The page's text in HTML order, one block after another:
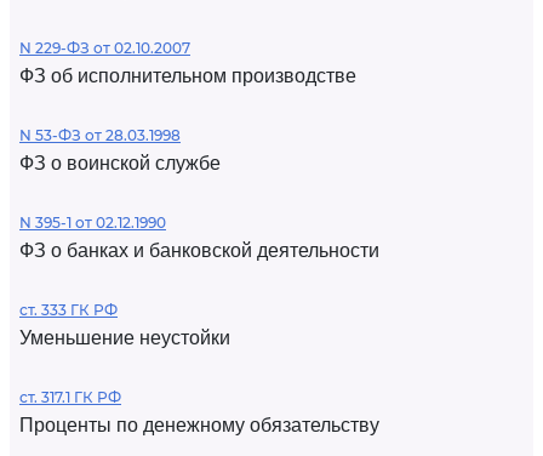
N 229-ФЗ от 02.10.2007
ФЗ об исполнительном производстве
N 53-ФЗ от 28.03.1998
ФЗ о воинской службе
N 395-1 от 02.12.1990
ФЗ о банках и банковской деятельности
ст. 333 ГК РФ
Уменьшение неустойки
ст. 317.1 ГК РФ
Проценты по денежному обязательству